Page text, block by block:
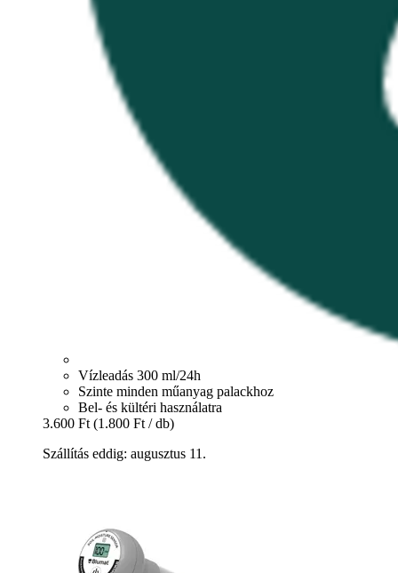
Vízleadás 300 ml/24h
Szinte minden műanyag palackhoz
Bel- és kültéri használatra
3.600 Ft (1.800 Ft / db)
Szállítás eddig: augusztus 11.